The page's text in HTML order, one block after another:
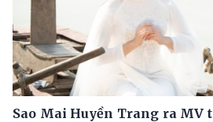
Sao Mai Huyền Trang ra MV